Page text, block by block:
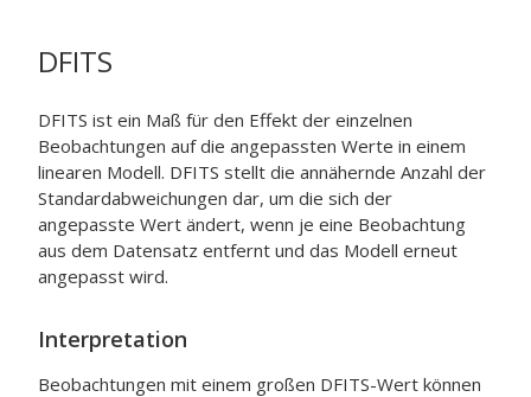
DFITS
DFITS ist ein Maß für den Effekt der einzelnen
Beobachtungen auf die angepassten Werte in einem
linearen Modell. DFITS stellt die annähernde Anzahl der
Standardabweichungen dar, um die sich der
angepasste Wert ändert, wenn je eine Beobachtung
aus dem Datensatz entfernt und das Modell erneut
angepasst wird.
Interpretation
Beobachtungen mit einem großen DFITS-Wert können